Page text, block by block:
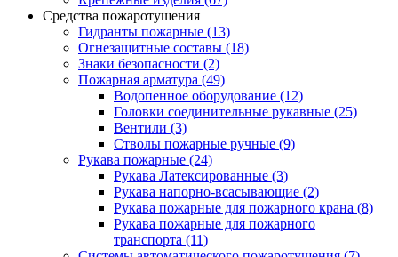
Средства пожаротушения
Гидранты пожарные (13)
Огнезащитные составы (18)
Знаки безопасности (2)
Пожарная арматура (49)
Водопенное оборудование (12)
Головки соединительные рукавные (25)
Вентили (3)
Стволы пожарные ручные (9)
Рукава пожарные (24)
Рукава Латексированные (3)
Рукава напорно-всасывающие (2)
Рукава пожарные для пожарного крана (8)
Рукава пожарные для пожарного
транспорта (11)